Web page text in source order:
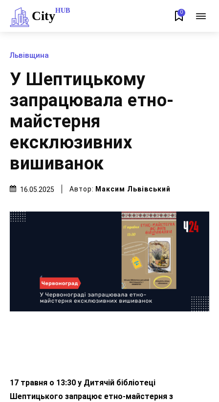
CityHUB 0
Львівщина
У Шептицькому
запрацювала етно-
майстерня
ексклюзивних
вишиванок
16.05.2025 Автор: Максим Львівський
17 травня о 13:30 у Дитячій бібліотеці
Шептицького запрацює етно-майстерня з